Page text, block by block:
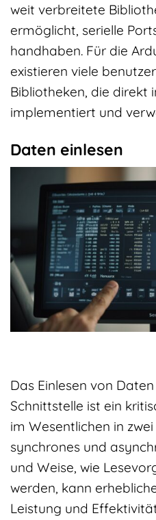
weit verbreitete
ermöglicht, serielle
handhaben. Für die
existieren viele
Bibliotheken, die direkt
implementiert und
Daten einlesen
Das Einlesen von
Schnittstelle ist ein
im Wesentlichen in
synchrones und
und Weise, wie
werden, kann
Leistung und